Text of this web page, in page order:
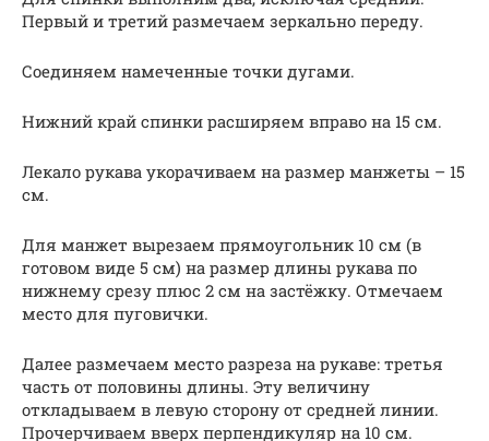
Первый и третий размечаем зеркально переду.
Соединяем намеченные точки дугами.
Нижний край спинки расширяем вправо на 15 см.
Лекало рукава укорачиваем на размер манжеты – 15
см.
Для манжет вырезаем прямоугольник 10 см (в
готовом виде 5 см) на размер длины рукава по
нижнему срезу плюс 2 см на застёжку. Отмечаем
место для пуговички.
Далее размечаем место разреза на рукаве: третья
часть от половины длины. Эту величину
откладываем в левую сторону от средней линии.
Прочерчиваем вверх перпендикуляр на 10 см.